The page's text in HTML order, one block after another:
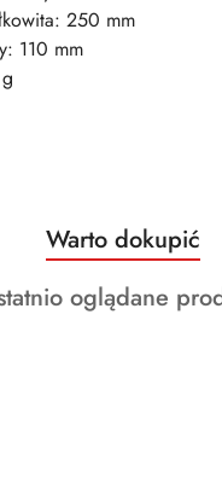
250 mm
110 mm
produktów
Produkty
o
statusie:
Warto dokupić
oglądane